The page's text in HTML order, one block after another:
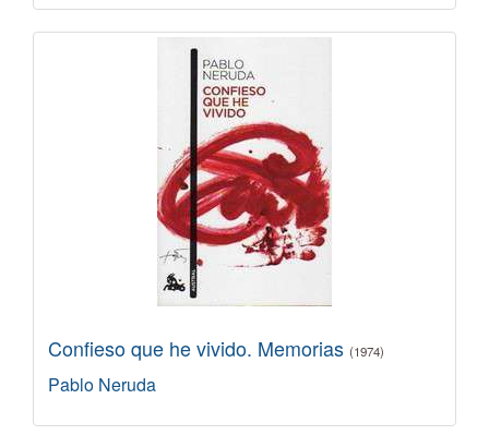
Confieso que he vivido. Memorias (1974)
Pablo Neruda